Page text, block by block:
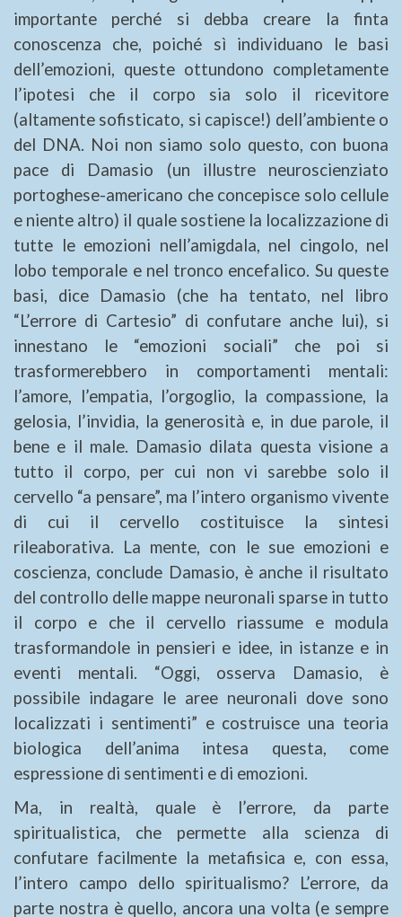
importante perché si debba creare la finta
conoscenza che, poiché sì individuano le basi
dell’emozioni, queste ottundono completamente
l’ipotesi che il corpo sia solo il ricevitore
(altamente sofisticato, si capisce!) dell’ambiente o
del DNA. Noi non siamo solo questo, con buona
pace di Damasio (un illustre neuroscienziato
portoghese-americano che concepisce solo cellule
e niente altro) il quale sostiene la localizzazione di
tutte le emozioni nell’amigdala, nel cingolo, nel
lobo temporale e nel tronco encefalico. Su queste
basi, dice Damasio (che ha tentato, nel libro
“L’errore di Cartesio” di confutare anche lui), si
innestano le “emozioni sociali” che poi si
trasformerebbero in comportamenti mentali:
l’amore, l’empatia, l’orgoglio, la compassione, la
gelosia, l’invidia, la generosità e, in due parole, il
bene e il male. Damasio dilata questa visione a
tutto il corpo, per cui non vi sarebbe solo il
cervello “a pensare”, ma l’intero organismo vivente
di cui il cervello costituisce la sintesi
rileaborativa. La mente, con le sue emozioni e
coscienza, conclude Damasio, è anche il risultato
del controllo delle mappe neuronali sparse in tutto
il corpo e che il cervello riassume e modula
trasformandole in pensieri e idee, in istanze e in
eventi mentali. “Oggi, osserva Damasio, è
possibile indagare le aree neuronali dove sono
localizzati i sentimenti” e costruisce una teoria
biologica dell’anima intesa questa, come
espressione di sentimenti e di emozioni.
Ma, in realtà, quale è l’errore, da parte
spiritualistica, che permette alla scienza di
confutare facilmente la metafisica e, con essa,
l’intero campo dello spiritualismo? L’errore, da
parte nostra è quello, ancora una volta (e sempre